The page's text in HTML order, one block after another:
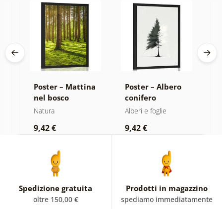
Poster – Mattina
nel bosco
Natura
9,42 €
Poster – Albero
conifero
minimalista
Alberi e foglie
9,42 €
Spedizione gratuita
oltre 150,00 €
Prodotti in magazzino
spediamo immediatamente